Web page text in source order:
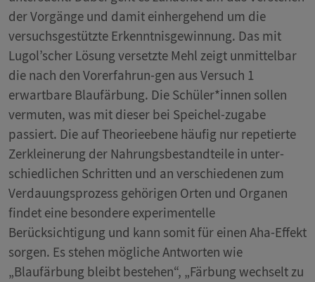
der Vorgänge und damit einhergehend um die
versuchsgestützte Erkenntnisgewinnung. Das mit
Lugol’scher Lösung versetzte Mehl zeigt unmittelbar
die nach den Vorerfahrun-gen aus Versuch 1
erwartbare Blaufärbung. Die Schüler*innen sollen
vermuten, was mit dieser bei Speichel-zugabe
passiert. Die auf Theorieebene häufig nur repetierte
Zerkleinerung der Nahrungsbestandteile in unter-
schiedlichen Schritten und an verschiedenen zum
Verdauungsprozess gehörigen Orten und Organen
findet eine besondere experimentelle
Berücksichtigung und kann somit für einen Aha-Effekt
sorgen. Es stehen mögliche Antworten wie
„Blaufärbung bleibt bestehen“, „Färbung wechselt zu